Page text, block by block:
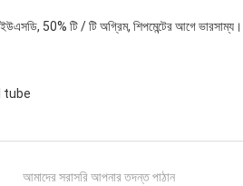
50% টি / টি অগ্রিম, শিপমেন্টের আগে ভারসাম্য।
tube
আমাদের সরাসরি আপনার তদন্ত পাঠান